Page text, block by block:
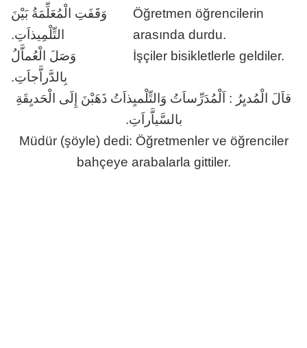
وَقَفَتِ الْمُعَلِّمَةُ بَيْنَ
التِّلْمِيذاَتِ.
Öğretmen öğrencilerin
arasında durdu.
وَصَلَ الْعُماَّلُ
بِالدَّراَّجاَتِ.
İşçiler bisikletlerle geldiler.
قاَلَ الْمُديِرُ : اَلْمُدَرِّساَتُ وَالتِّلْميِذاَتُ ذَهَبْنَ إِلَى الْحَديِقَةِ
بالسَّياَّراَتِ.
Müdür (şöyle) dedi: Öğretmenler ve öğrenciler
bahçeye arabalarla gittiler.